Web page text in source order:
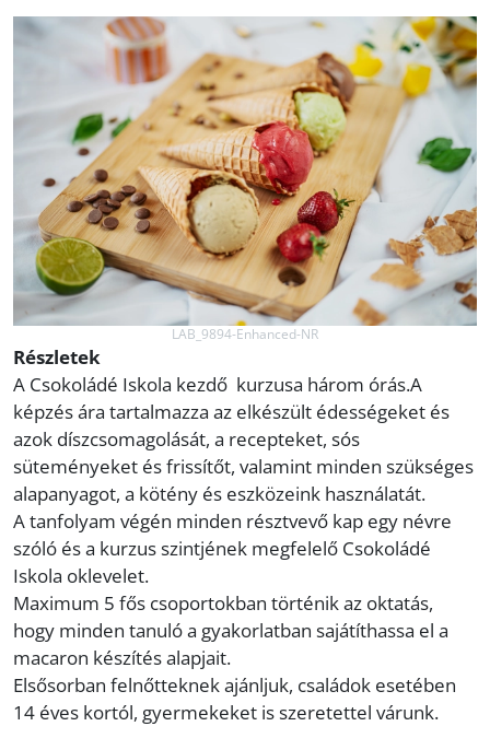
LAB_9894-Enhanced-NR
Részletek
A Csokoládé Iskola kezdő kurzusa három órás.A
képzés ára tartalmazza az elkészült édességeket és
azok díszcsomagolását, a recepteket, sós
süteményeket és frissítőt, valamint minden szükséges
alapanyagot, a kötény és eszközeink használatát.
A tanfolyam végén minden résztvevő kap egy névre
szóló és a kurzus szintjének megfelelő Csokoládé
Iskola oklevelet.
Maximum 5 fős csoportokban történik az oktatás,
hogy minden tanuló a gyakorlatban sajátíthassa el a
macaron készítés alapjait.
Elsősorban felnőtteknek ajánljuk, családok esetében
14 éves kortól, gyermekeket is szeretettel várunk.